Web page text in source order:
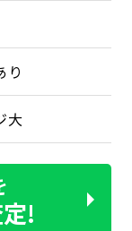
り
大
!